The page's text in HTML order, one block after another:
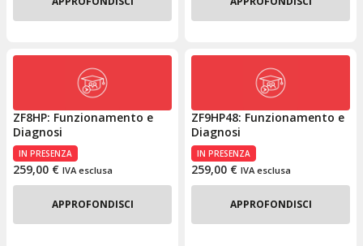
ZF8HP: Funzionamento e
Diagnosi
IN PRESENZA
259,00 € IVA esclusa
APPROFONDISCI
ZF9HP48: Funzionamento e
Diagnosi
IN PRESENZA
259,00 € IVA esclusa
APPROFONDISCI